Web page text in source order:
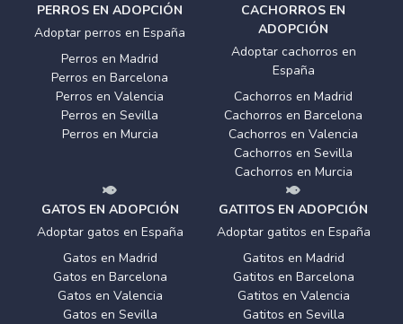
PERROS EN ADOPCIÓN
Adoptar perros en España
Perros en Madrid
Perros en Barcelona
Perros en Valencia
Perros en Sevilla
Perros en Murcia
CACHORROS EN
ADOPCIÓN
Adoptar cachorros en
España
Cachorros en Madrid
Cachorros en Barcelona
Cachorros en Valencia
Cachorros en Sevilla
Cachorros en Murcia
GATOS EN ADOPCIÓN
Adoptar gatos en España
Gatos en Madrid
Gatos en Barcelona
Gatos en Valencia
Gatos en Sevilla
GATITOS EN ADOPCIÓN
Adoptar gatitos en España
Gatitos en Madrid
Gatitos en Barcelona
Gatitos en Valencia
Gatitos en Sevilla